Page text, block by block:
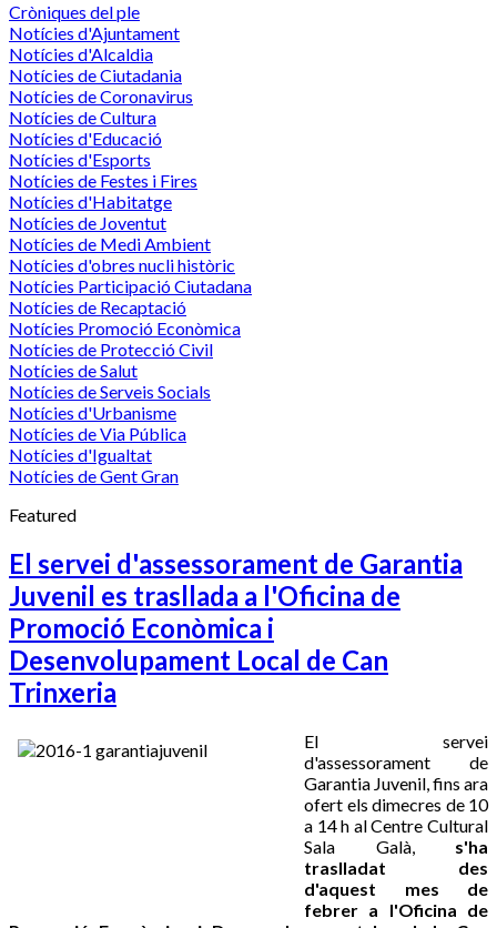
Cròniques del ple
Notícies d'Ajuntament
Notícies d'Alcaldia
Notícies de Ciutadania
Notícies de Coronavirus
Notícies de Cultura
Notícies d'Educació
Notícies d'Esports
Notícies de Festes i Fires
Notícies d'Habitatge
Notícies de Joventut
Notícies de Medi Ambient
Notícies d'obres nucli històric
Notícies Participació Ciutadana
Notícies de Recaptació
Notícies Promoció Econòmica
Notícies de Protecció Civil
Notícies de Salut
Notícies de Serveis Socials
Notícies d'Urbanisme
Notícies de Via Pública
Notícies d'Igualtat
Notícies de Gent Gran
Featured
El servei d'assessorament de Garantia
Juvenil es trasllada a l'Oficina de
Promoció Econòmica i
Desenvolupament Local de Can
Trinxeria
El servei
d'assessorament de
Garantia Juvenil, fins ara
ofert els dimecres de 10
a 14 h al Centre Cultural
Sala Galà, s'ha
traslladat des
d'aquest mes de
febrer a l'Oficina de